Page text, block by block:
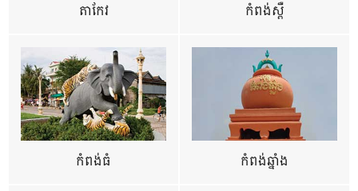
តាកែវ កំពង់ស្ពឺ
កំពង់ធំ កំពង់ឆ្នាំង